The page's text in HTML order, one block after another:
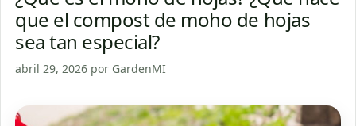
que el compost de moho de hojas
sea tan especial?
abril 29, 2026 por GardenMI